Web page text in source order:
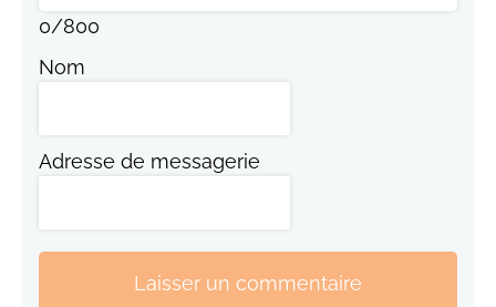
0/800
Nom
Adresse de messagerie
Laisser un commentaire